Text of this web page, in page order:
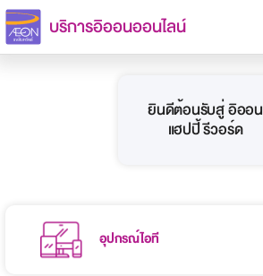
บริการอิออนออนไลน์
ยินดีต้อนรับสู่ อิออน
แฮปปี้ รีวอร์ด
อุปกรณ์ไอที